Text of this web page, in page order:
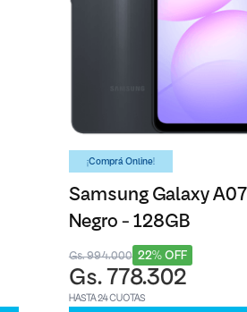
¡Comprá Online!
Samsung Galaxy A07
Negro - 128GB
22% OFF
Gs. 994.000
Gs. 778.302
HASTA 24 CUOTAS